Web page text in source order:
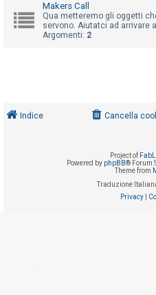
s
e
i
Makers Call
Qua metteremo gli oggetti
servono. Aiutatci ad arrivare
Argomenti: 2
Indice
Cancella
Project of
Powered by phpBB® Forum
Theme from
Traduzione
Privacy|